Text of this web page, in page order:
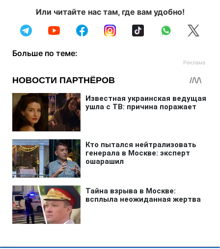
Или читайте нас там, где вам удобно!
Больше по теме: